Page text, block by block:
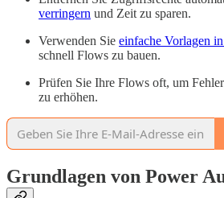
verringern und Zeit zu sparen.
Verwenden Sie einfache Vorlagen
schnell Flows zu bauen.
Prüfen Sie Ihre Flows oft, um
zu erhöhen.
Grundlagen von Power